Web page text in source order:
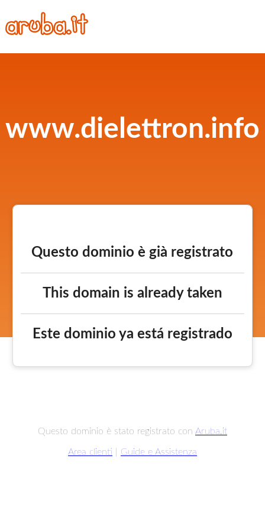
www.dielettron.info
Questo dominio è già registrato
This domain is already taken
Este dominio ya está registrado
Questo dominio è stato registrato con Aruba.it
Area clienti Guide e Assistenza